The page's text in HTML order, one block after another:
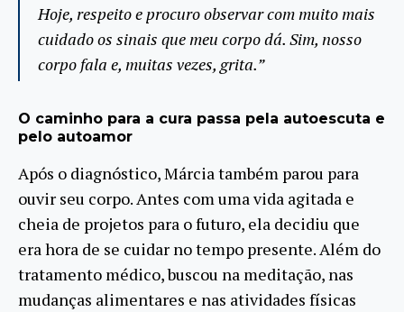
Hoje, respeito e procuro observar com muito mais
cuidado os sinais que meu corpo dá. Sim, nosso
corpo fala e, muitas vezes, grita.”
O caminho para a cura passa pela autoescuta e
pelo autoamor
Após o diagnóstico, Márcia também parou para
ouvir seu corpo. Antes com uma vida agitada e
cheia de projetos para o futuro, ela decidiu que
era hora de se cuidar no tempo presente. Além do
tratamento médico, buscou na meditação, nas
mudanças alimentares e nas atividades físicas